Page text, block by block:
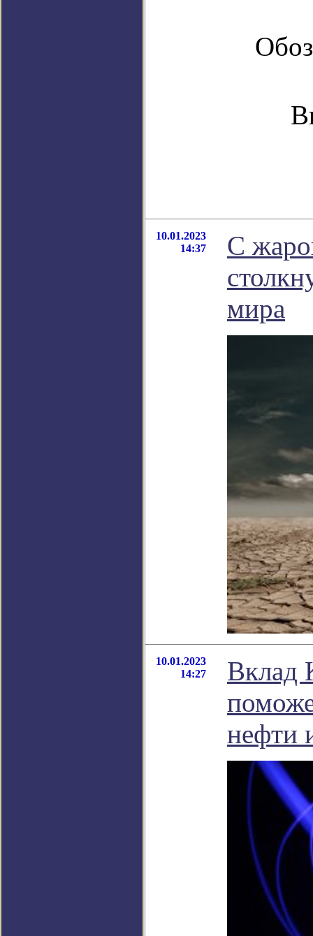
10.01.2023
14:37
С
мира
10.01.2023
14:27
Вклад
нефти